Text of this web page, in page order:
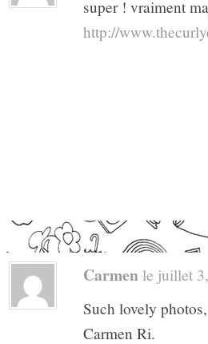
super ! vraiment
http://
Carmen le juillet
Such lovely
Carmen Ri.